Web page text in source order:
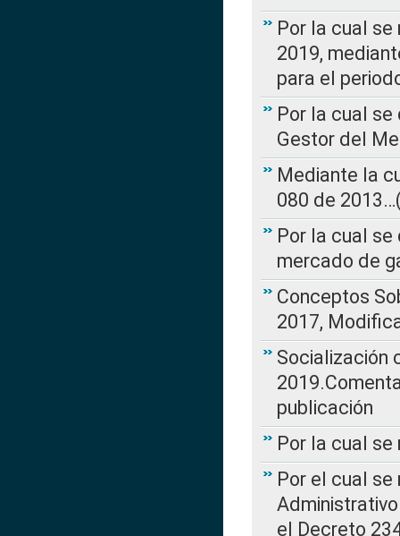
Por la cual se
2019,
para el
Por la cual
Gestor del
Mediante la
080 de
Por la cual
mercado de
Conceptos
2017,
Socialización
publicación
Por la cual se
Por el cual
el Decreto